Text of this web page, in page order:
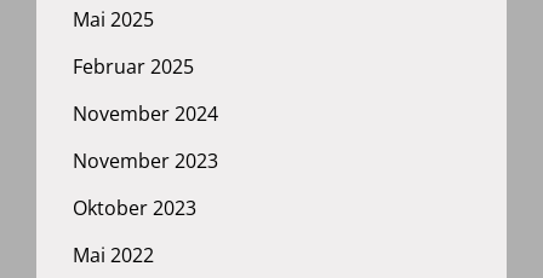
Mai 2025
Februar 2025
November 2024
November 2023
Oktober 2023
Mai 2022